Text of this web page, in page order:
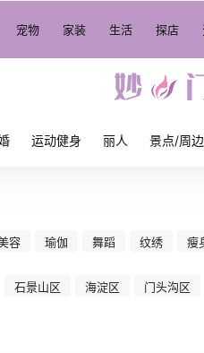
宠物 家装 生活 探店
运动健身 丽人 景点/周
容 瑜伽 舞蹈 纹绣 瘦
石景山区 海淀区 门头沟区